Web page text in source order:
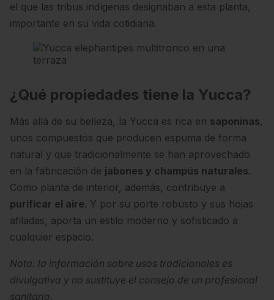
el que las tribus indígenas designaban a esta planta,
importante en su vida cotidiana.
¿Qué propiedades tiene la Yucca?
Más allá de su belleza, la Yucca es rica en saponinas,
unos compuestos que producen espuma de forma
natural y que tradicionalmente se han aprovechado
en la fabricación de jabones y champús naturales.
Como planta de interior, además, contribuye a
purificar el aire. Y por su porte robusto y sus hojas
afiladas, aporta un estilo moderno y sofisticado a
cualquier espacio.
Nota: la información sobre usos tradicionales es
divulgativa y no sustituye el consejo de un profesional
sanitario.